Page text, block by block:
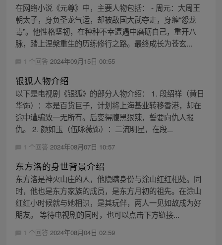
在网络小说《元尊》中，主要人物包括： - 周元：大周王
朝太子，身负圣龙气运，却被敌国大武夺走，身缠“怨龙
毒”。他性格坚韧，在种种不幸遭遇中磨砺自己，重开八
脉，踏上涅槃重生的历练修行之路。最终成长为苍玄...
1 个回答 2024年09月15日 00:55
银狐人物介绍
以下是电视剧《银狐》的部分人物介绍： 1. 段绍祥（黄日
华饰）：本是百货巨子，计划将上海基业转移香港，却在
途中遭骗致一无所有。后变得腹黑狠辣，誓要向仇人报
仇。 2. 颜如玉（伍咏薇饰）：二流明星，在段...
1 个回答 2024年08月07日 10:57
东方洛的身世背景介绍
东方洛是神火山庄的人，他隐瞒身份与涂山红红相处。同
时，他也是东方家族的成员，是东方月初的祖先。在涂山
红红小时候就与她相识，是其玩伴，两人一见如故成为好
朋友。 等待电视剧的同时，也可以点击下方链接...
1 个回答 2024年08月04日 02:59